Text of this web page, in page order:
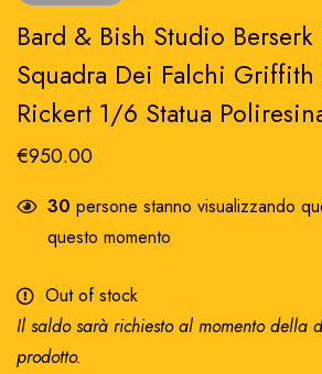
Bard & Bish Studio Berserk
Squadra Dei Falchi Griffith
Rickert 1/6 Statua
€950.00
30 persone stanno visualizzando
questo momento
Out of stock
Il saldo sarà richiesto al momento della
prodotto.